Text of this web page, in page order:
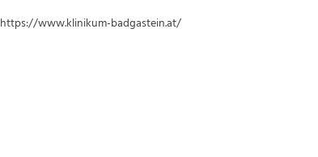
https://www.klinikum-badgastein.at/